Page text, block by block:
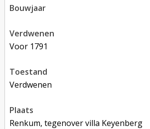
bouwjaar
verdwenen
voor 1791
toestand
verdwenen
plaats
Renkum, tegenover villa Keyenberg